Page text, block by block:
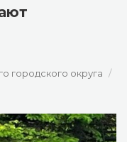
городского округа